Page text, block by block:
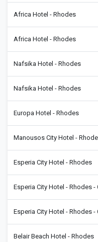
Africa Hotel - Rhodes
Africa Hotel - Rhodes
Nafsika Hotel - Rhodes
Nafsika Hotel - Rhodes
Europa Hotel - Rhodes
Manousos City Hotel -
Esperia City Hotel - Rhodes
Esperia City Hotel - Rhodes -
Esperia City Hotel - Rhodes -
Belair Beach Hotel - Rhodes